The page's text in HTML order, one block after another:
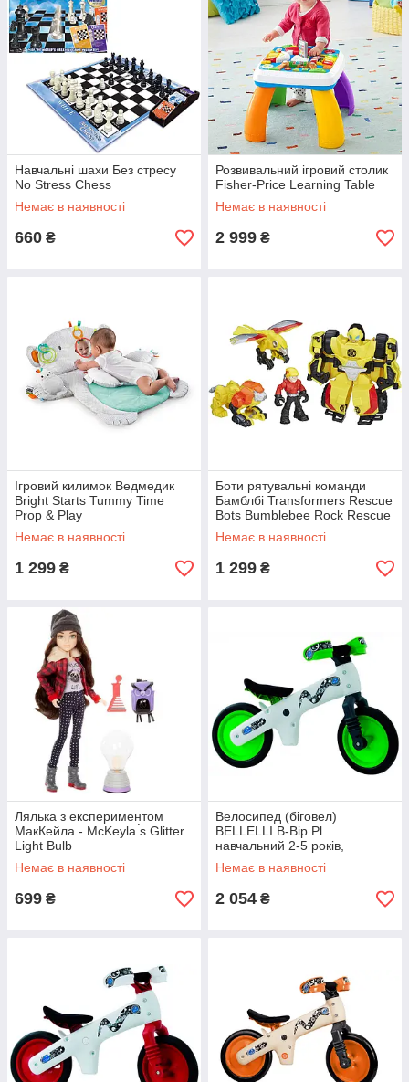
Навчальні шахи Без стресу
No Stress Chess
Немає в наявності
660 ₴
Розвивальний ігровий столик
Fisher-Price Learning Table
Немає в наявності
2 999 ₴
Ігровий килимок Ведмедик
Bright Starts Tummy Time
Prop & Play
Немає в наявності
1 299 ₴
Боти рятувальні команди
Бамблбі Transformers Rescue
Bots Bumblebee Rock Rescue
Team
Немає в наявності
1 299 ₴
Лялька з експериментом
МакКейла - McKeyla ́s Glitter
Light Bulb
Немає в наявності
699 ₴
Велосипед (біговел)
BELLELLI B-Bip Pl
навчальний 2-5 років,
пластикмас. Біло-зелений
Немає в наявності
2 054 ₴